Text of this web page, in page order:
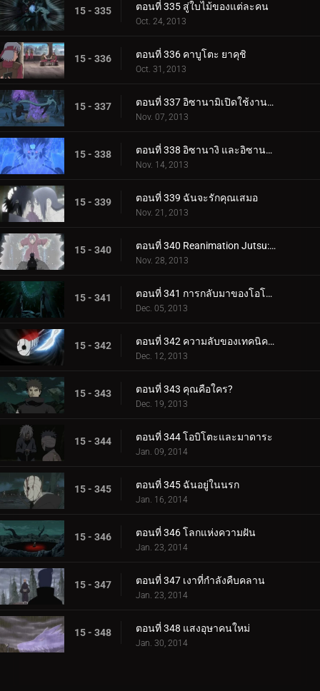
15 - 335 ตอนที่ 335 สู่ใบไม้ของแต่ละคน
Oct. 24, 2013
15 - 336 ตอนที่ 336 คาบูโตะ ยาคุชิ
Oct. 31, 2013
15 - 337 ตอนที่ 337 อิซานามิเปิดใช้งานแล้ว
Nov. 07, 2013
15 - 338 ตอนที่ 338 อิซานางิ และอิซานามิ
Nov. 14, 2013
15 - 339 ตอนที่ 339 ฉันจะรักคุณเสมอ
Nov. 21, 2013
15 - 340 ตอนที่ 340 Reanimation Jutsu: ปล่อย!
Nov. 28, 2013
15 - 341 ตอนที่ 341 การกลับมาของโอโรจิมารุ
Dec. 05, 2013
15 - 342 ตอนที่ 342 ความลับของเทคนิคการขนส่ง
Dec. 12, 2013
15 - 343 ตอนที่ 343 คุณคือใคร?
Dec. 19, 2013
15 - 344 ตอนที่ 344 โอบิโตะและมาดาระ
Jan. 09, 2014
15 - 345 ตอนที่ 345 ฉันอยู่ในนรก
Jan. 16, 2014
15 - 346 ตอนที่ 346 โลกแห่งความฝัน
Jan. 23, 2014
15 - 347 ตอนที่ 347 เงาที่กำลังคืบคลาน
Jan. 23, 2014
15 - 348 ตอนที่ 348 แสงอุษาคนใหม่
Jan. 30, 2014